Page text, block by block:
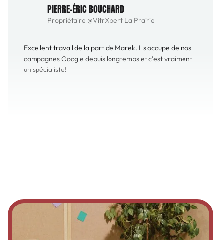
Propriétaire@VitrXpert La Prairie
campagnes Google depuis longtemps et c’est vraiment
un spécialiste!
Nous avions besoin de lui pour générer des leads et ça
n'a pas perdu de temps. Fiable, proactif, orienté
performance. Recommandé à 100%